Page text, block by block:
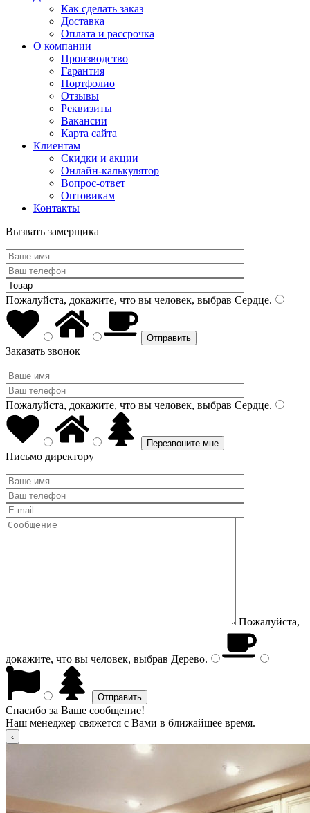
Как сделать заказ
Доставка
Оплата и рассрочка
О компании
Производство
Гарантия
Портфолио
Отзывы
Реквизиты
Вакансии
Карта сайта
Клиентам
Скидки и акции
Онлайн-калькулятор
Вопрос-ответ
Оптовикам
Контакты
Вызвать замерщика
Пожалуйста, докажите, что вы человек, выбрав Сердце.
Заказать звонок
Пожалуйста, докажите, что вы человек, выбрав Сердце.
Письмо директору
Пожалуйста,
докажите, что вы человек, выбрав Дерево.
Спасибо за Ваше сообщение!
Наш менеджер свяжется с Вами в ближайшее время.